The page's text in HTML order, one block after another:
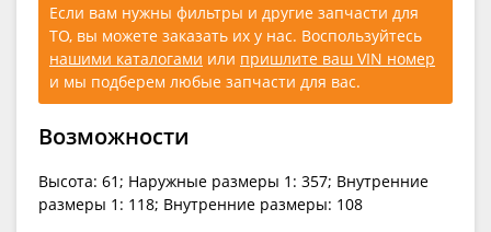
Если вам нужны фильтры и другие запчасти для
ТО, вы можете заказать их у нас. Воспользуйтесь
нашими каталогами или пришлите ваш VIN номер
и мы подберем любые запчасти для вас.
Возможности
Высота: 61; Наружные размеры 1: 357; Внутренние
размеры 1: 118; Внутренние размеры: 108